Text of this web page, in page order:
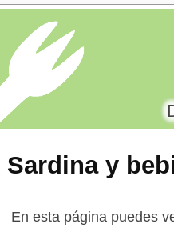
Sardina y
En esta página puedes